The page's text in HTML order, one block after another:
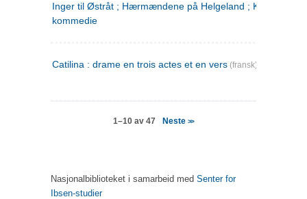
Inger til Østråt ; Hærmændene på Helgeland ;
kommedie
Catilina : drame en trois actes et en vers (fransk)
1–10 av 47 Neste>>
Nasjonalbiblioteket i samarbeid med Senter for
Ibsen-studier